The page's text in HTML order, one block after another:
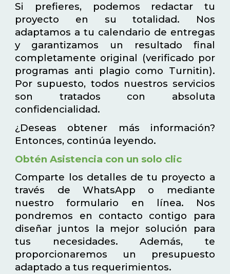
Si prefieres, podemos redactar tu
proyecto en su totalidad. Nos
adaptamos a tu calendario de entregas
y garantizamos un resultado final
completamente original (verificado por
programas anti plagio como Turnitin).
Por supuesto, todos nuestros servicios
son tratados con absoluta
confidencialidad.
¿Deseas obtener más información?
Entonces, continúa leyendo.
Obtén Asistencia con un solo clic
Comparte los detalles de tu proyecto a
través de WhatsApp o mediante
nuestro formulario en línea. Nos
pondremos en contacto contigo para
diseñar juntos la mejor solución para
tus necesidades. Además, te
proporcionaremos un presupuesto
adaptado a tus requerimientos.